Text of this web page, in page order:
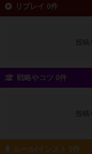
リプレイ 0件
投稿
戦略やコツ 0件
投稿
ルール/インスト 0件